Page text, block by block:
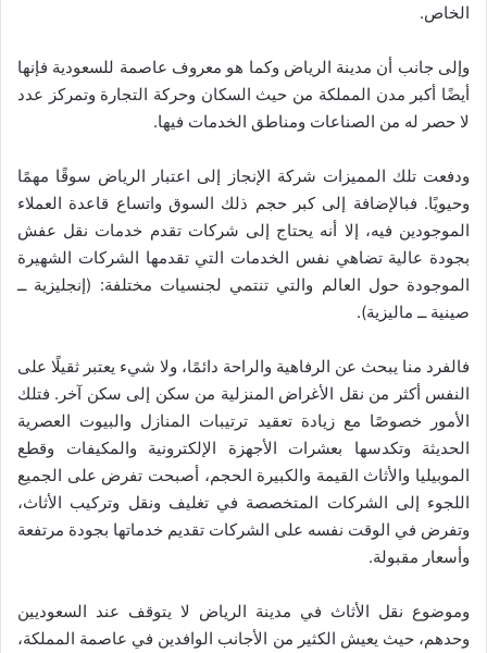
الخاص.
وإلى جانب أن مدينة الرياض وكما هو معروف عاصمة للسعودية فإنها
أيضًا أكبر مدن المملكة من حيث السكان وحركة التجارة وتمركز عدد
لا حصر له من الصناعات ومناطق الخدمات فيها.
ودفعت تلك المميزات شركة الإنجاز إلى اعتبار الرياض سوقًا مهمًا
وحيويًا. فبالإضافة إلى كبر حجم ذلك السوق واتساع قاعدة العملاء
الموجودين فيه، إلا أنه يحتاج إلى شركات تقدم خدمات نقل عفش
بجودة عالية تضاهي نفس الخدمات التي تقدمها الشركات الشهيرة
الموجودة حول العالم والتي تنتمي لجنسيات مختلفة: (إنجليزية ــ
صينية ــ ماليزية).
فالفرد منا يبحث عن الرفاهية والراحة دائمًا، ولا شيء يعتبر ثقيلًا على
النفس أكثر من نقل الأغراض المنزلية من سكن إلى سكن آخر. فتلك
الأمور خصوصًا مع زيادة تعقيد ترتيبات المنازل والبيوت العصرية
الحديثة وتكدسها بعشرات الأجهزة الإلكترونية والمكيفات وقطع
الموبيليا والأثاث القيمة والكبيرة الحجم، أصبحت تفرض على الجميع
اللجوء إلى الشركات المتخصصة في تغليف ونقل وتركيب الأثاث،
وتفرض في الوقت نفسه على الشركات تقديم خدماتها بجودة مرتفعة
وأسعار مقبولة.
وموضوع نقل الأثاث في مدينة الرياض لا يتوقف عند السعوديين
وحدهم، حيث يعيش الكثير من الأجانب الوافدين في عاصمة المملكة،